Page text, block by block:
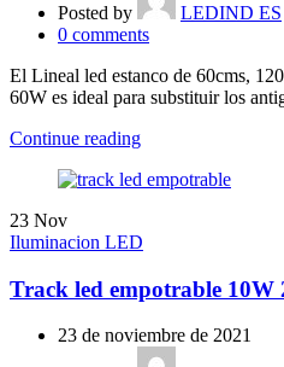
Posted by
LEDIND ES
0 comments
El Lineal led estanco de 60cms,
60W es ideal para substituir los
Continue reading
23 Nov
Iluminacion LED
Track led empotrable 10W
23 de noviembre de 2021